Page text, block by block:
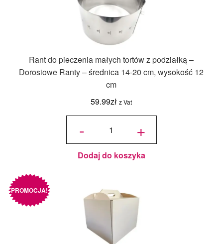
Rant do pieczenia małych tortów z podziałką –
Dorosiowe Ranty – średnica 14-20 cm, wysokość 12
cm
59.99zł z Vat
-
ilość Rant
małych
tortów z
-
Dorosiowe
średnica
14-20 cm,
wysokość
+
Dodaj do koszyka
PROMOCJA!